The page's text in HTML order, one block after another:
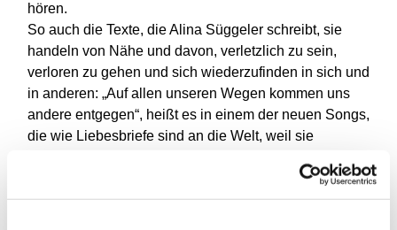
hören.
So auch die Texte, die Alina Süggeler schreibt, sie
handeln von Nähe und davon, verletzlich zu sein,
verloren zu gehen und sich wiederzufinden in sich und
in anderen: „Auf allen unseren Wegen kommen uns
andere entgegen“, heißt es in einem der neuen Songs,
die wie Liebesbriefe sind an die Welt, weil sie
und eminent politisch. Gefühle von Ohnmacht und
Nähe, die wir alle haben, sobald uns die Nachrichten